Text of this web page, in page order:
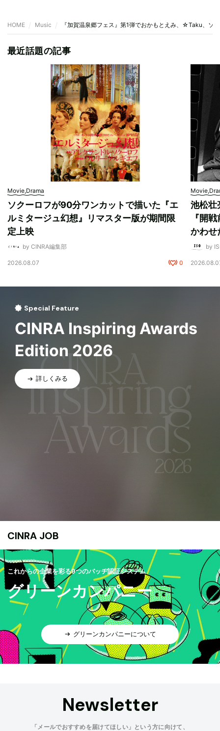
HOME Music 『加賀温泉郷フェス』第1弾でおかもとえみ、☆Taku、ソ
最近話題の記事
Movie,Drama
ソクーロフが90分ワンカットで描いた『エ
ルミタージュ幻想』リマスター版が期間限
定上映
by CINRA編集部
2026.08.07 0
池松壮
『開
かわせ
by
Special Feature
CINRA Inspiring Awards
Edition 2026
詳しくみる
CINRA JOB
これからの企業を彩る9つのバッヂ認証システム
グリーンカンパニー
グリーンカンパニーについて
Newsletter
「メールでおすすめを届けてほしい」という方に向けて、